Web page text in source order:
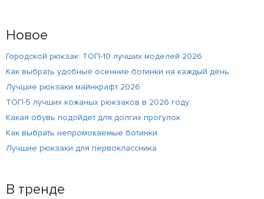
Новое
Городской рюкзак: ТОП-10 лучших моделей 2026
Как выбрать удобные осенние ботинки на каждый день
Лучшие рюкзаки майнкрафт 2026
ТОП-5 лучших кожаных рюкзаков в 2026 году
Какая обувь подойдет для долгих прогулок
Как выбрать непромокаемые ботинки
Лучшие рюкзаки для первоклассника
В тренде